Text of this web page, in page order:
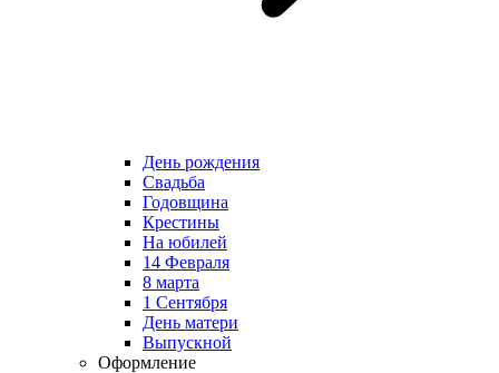
День рождения
Свадьба
Годовщина
Крестины
На юбилей
14 Февраля
8 марта
1 Сентября
День матери
Выпускной
Оформление